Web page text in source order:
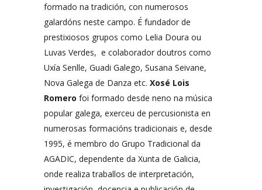
formado na tradición, con numerosos
galardóns neste campo. É fundador de
prestixiosos grupos como Lelia Doura ou
Luvas Verdes, e colaborador doutros como
Uxía Senlle, Guadi Galego, Susana Seivane,
Nova Galega de Danza etc. Xosé Lois
Romero foi formado desde neno na música
popular galega, exerceu de percusionista en
numerosas formacións tradicionais e, desde
1995, é membro do Grupo Tradicional da
AGADIC, dependente da Xunta de Galicia,
onde realiza traballos de interpretación,